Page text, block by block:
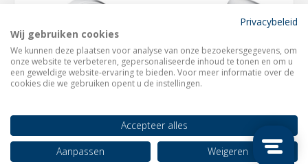
Privacybeleid
Wij gebruiken cookies
We kunnen deze plaatsen voor analyse van onze bezoekersgegevens, om
onze website te verbeteren, gepersonaliseerde inhoud te tonen en om u
een geweldige website-ervaring te bieden. Voor meer informatie over de
cookies die we gebruiken opent u de instellingen.
Accepteer alles
Aanpassen
Weigeren